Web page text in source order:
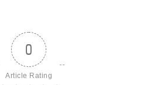
0
Article Rating